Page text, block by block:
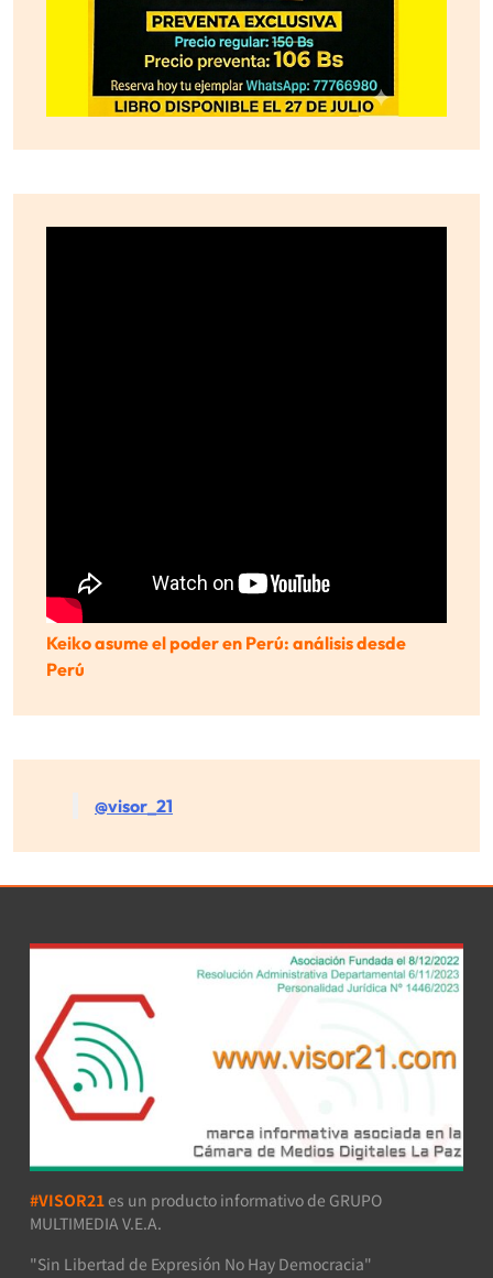
Keiko asume el poder en Perú: análisis desde
Perú
@visor_21
#VISOR21 es un producto informativo de GRUPO
MULTIMEDIA V.E.A.
"Sin Libertad de Expresión No Hay Democracia"